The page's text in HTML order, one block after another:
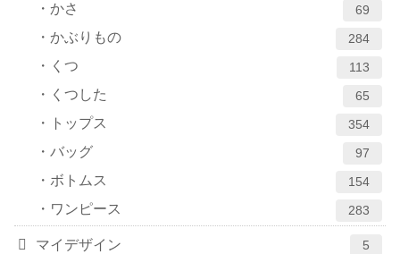
かさ 69
かぶりもの 284
くつ 113
くつした 65
トップス 354
バッグ 97
ボトムス 154
ワンピース 283
マイデザイン 5